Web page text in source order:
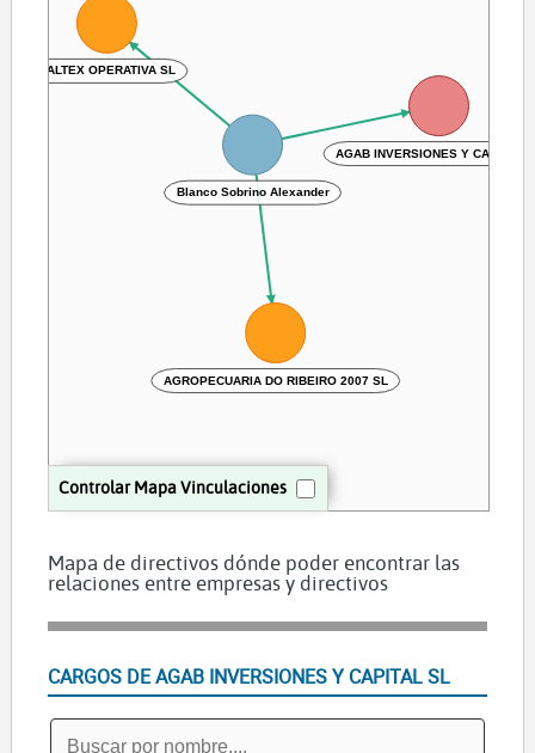
Controlar Mapa Vinculaciones
AGAB INVERSIONES Y CAPITAL
Blanco Sobrino Alexander
NALTEX OPERATIVA SL
AGROPECUARIA DO RIBEIRO 2007 SL
Mapa de directivos dónde poder encontrar las
relaciones entre empresas y directivos
CARGOS DE AGAB INVERSIONES Y CAPITAL SL